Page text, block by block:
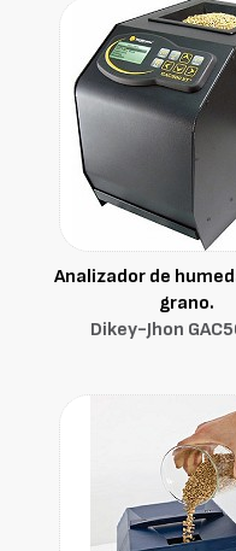
Analizador de
grano.
Dikey-Jhon